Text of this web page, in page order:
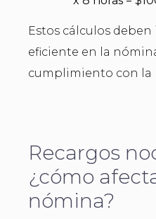
Estos cálculos
eficiente en la
cumplimiento con la
Recargos
¿cómo
nómina?